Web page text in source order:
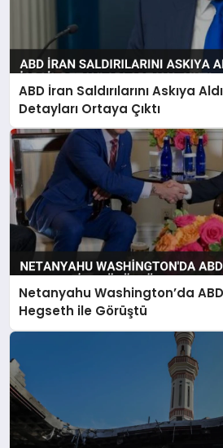
ABD İran Saldırılarını Askıya
Detayları Ortaya Çıktı
Netanyahu Washington’da
Hegseth ile Görüştü